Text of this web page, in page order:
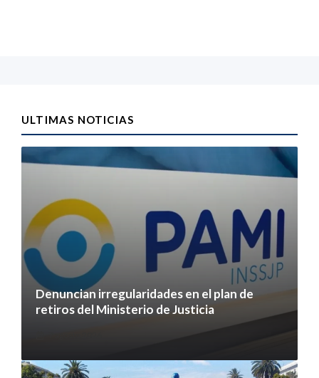
ULTIMAS NOTICIAS
Denuncian irregularidades en el plan de
retiros del Ministerio de Justicia